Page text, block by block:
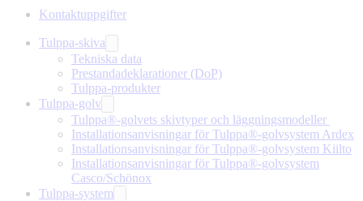
Kontaktuppgifter
Tulppa-skiva
Tekniska data
Prestandadeklarationer (DoP)
Tulppa-produkter
Tulppa-golv
Tulppa®-golvets skivtyper och läggningsmodeller
Installationsanvisningar för Tulppa®-golvsystem Ardex
Installationsanvisningar för Tulppa®-golvsystem Kiilto
Installationsanvisningar för Tulppa®-golvsystem
Casco/Schönox
Tulppa-system